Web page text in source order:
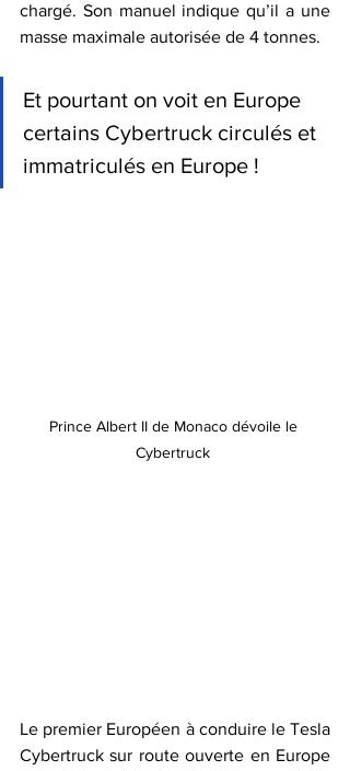
chargé. Son manuel indique qu’il a une
masse maximale autorisée de 4 tonnes.
Et pourtant on voit en Europe
certains Cybertruck circulés et
immatriculés en Europe !
Prince Albert II de Monaco dévoile le
Cybertruck
Le premier Européen à conduire le Tesla
Cybertruck sur route ouverte en Europe